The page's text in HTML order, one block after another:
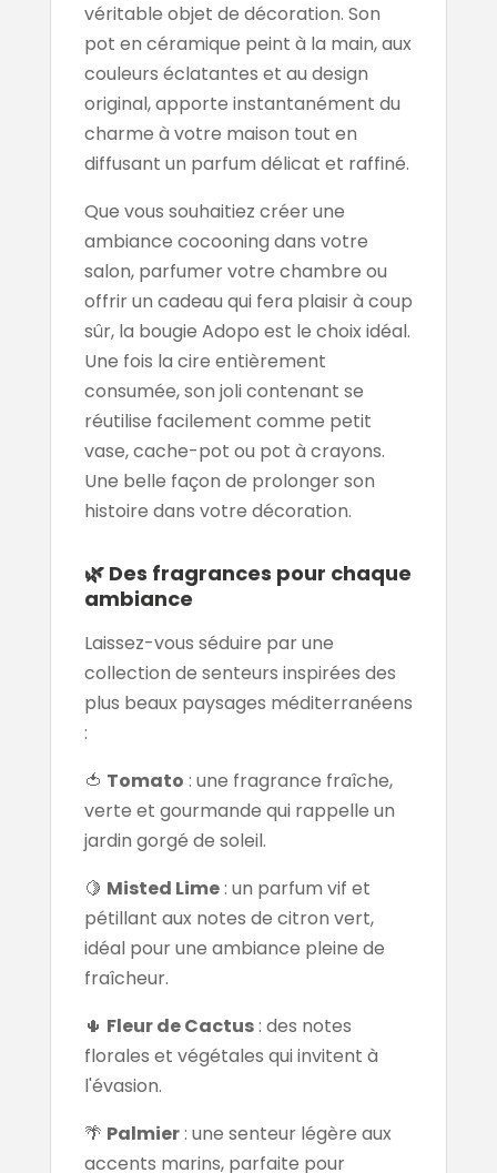
véritable objet de décoration. Son
pot en céramique peint à la main, aux
couleurs éclatantes et au design
original, apporte instantanément du
charme à votre maison tout en
diffusant un parfum délicat et raffiné.
Que vous souhaitiez créer une
ambiance cocooning dans votre
salon, parfumer votre chambre ou
offrir un cadeau qui fera plaisir à coup
sûr, la bougie Adopo est le choix idéal.
Une fois la cire entièrement
consumée, son joli contenant se
réutilise facilement comme petit
vase, cache-pot ou pot à crayons.
Une belle façon de prolonger son
histoire dans votre décoration.
🌿 Des fragrances pour chaque
ambiance
Laissez-vous séduire par une
collection de senteurs inspirées des
plus beaux paysages méditerranéens
:
🍅 Tomato : une fragrance fraîche,
verte et gourmande qui rappelle un
jardin gorgé de soleil.
🍋 Misted Lime: un parfum vif et
pétillant aux notes de citron vert,
idéal pour une ambiance pleine de
fraîcheur.
🌵 Fleur de Cactus: des notes
florales et végétales qui invitent à
l'évasion.
🌴 Palmier: une senteur légère aux
accents marins, parfaite pour